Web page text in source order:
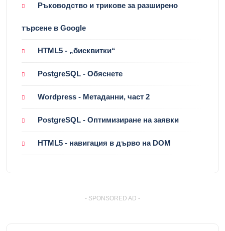
Ръководство и трикове за разширено
търсене в Google
HTML5 - „бисквитки“
PostgreSQL - Обяснете
Wordpress - Метаданни, част 2
PostgreSQL - Оптимизиране на заявки
HTML5 - навигация в дърво на DOM
- SPONSORED AD -